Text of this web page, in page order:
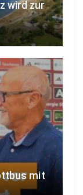
wird zur
mit